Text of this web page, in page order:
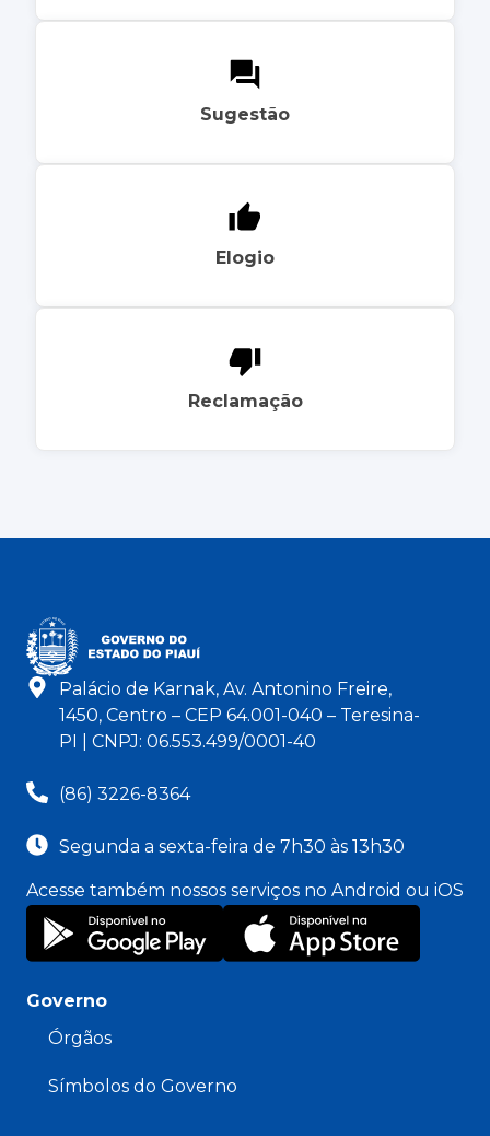
Sugestão
Elogio
Reclamação
Palácio de Karnak, Av. Antonino Freire,
1450, Centro – CEP 64.001-040 – Teresina-
PI | CNPJ: 06.553.499/0001-40
(86) 3226-8364
Segunda a sexta-feira de 7h30 às 13h30
Acesse também nossos serviços no Android ou iOS
Governo
Órgãos
Símbolos do Governo